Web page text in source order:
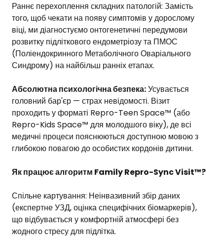
Раннє перехоплення складних патологій: Замість
того, щоб чекати на появу симптомів у дорослому
віці, ми діагностуємо онтогенетичні передумови
розвитку підліткового ендометріозу та ПМОС
(Поліендокринного Метаболічного Оваріального
Синдрому) на найбільш ранніх етапах.
Абсолютна психологічна безпека:Усувається
головний бар'єр — страх невідомості. Візит
проходить у форматі Repro-Teen Space™ (або
Repro-Kids Space™ для молодшого віку), де всі
медичні процеси пояснюються доступною мовою з
глибокою повагою до особистих кордонів дитини.
Як працює алгоритм Family Repro-Sync Visit™?
Спільне картування: Неінвазивний збір даних
(експертне УЗД, оцінка специфічних біомаркерів),
що відбувається у комфортній атмосфері без
жодного стресу для підлітка.